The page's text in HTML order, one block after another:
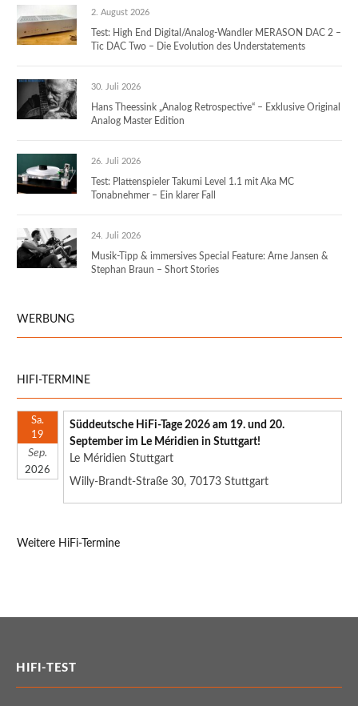
2. August 2026
Test: High End Digital/Analog-Wandler MERASON DAC 2 –
Tic DAC Two – Die Evolution des Understatements
30. Juli 2026
Hans Theessink „Analog Retrospective“ – Exklusive Original
Analog Master Edition
26. Juli 2026
Test: Plattenspieler Takumi Level 1.1 mit Aka MC
Tonabnehmer – Ein klarer Fall
24. Juli 2026
Musik-Tipp & immersives Special Feature: Arne Jansen &
Stephan Braun – Short Stories
WERBUNG
HIFI-TERMINE
Sa.
19
Sep.
2026
Süddeutsche HiFi-Tage 2026 am 19. und 20.
September im Le Méridien in Stuttgart!
Le Méridien Stuttgart
Willy-Brandt-Straße 30, 70173 Stuttgart
Weitere HiFi-Termine
HIFI-TEST